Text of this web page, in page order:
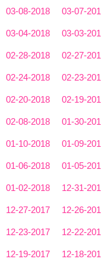
03-08-2018 03-07-
03-04-2018 03-03-
02-28-2018 02-27-
02-24-2018 02-23-
02-20-2018 02-19-
02-08-2018 01-30-
01-10-2018 01-09-
01-06-2018 01-05-
01-02-2018 12-31-
12-27-2017 12-26-
12-23-2017 12-22-
12-19-2017 12-18-